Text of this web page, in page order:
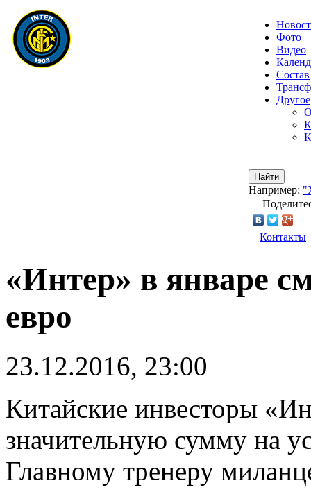
Фото
Видео
Состав
Другое
Найти
Например:
Контакты
«Интер» в январе
евро
23.12.2016, 23:00
Китайские инвесторы
значительную сумму на
Главному тренеру